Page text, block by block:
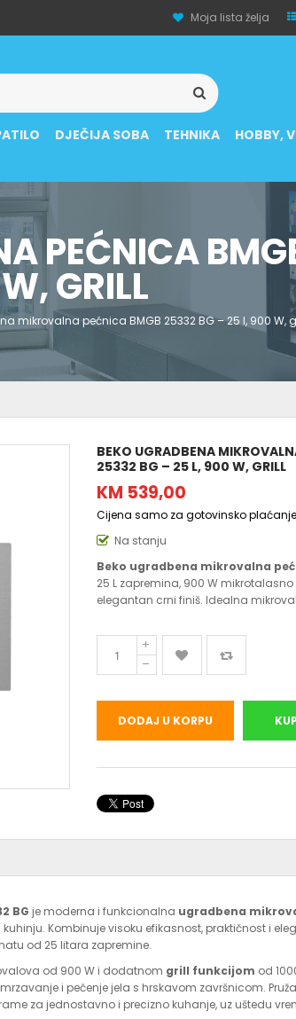
Moja lista želja
DJEČIJA SOBA TEHNIKA HOBBY,
PEĆNICA
GRILL
mikrovalna pećnica BMGB 25332 BG – 25 l, 900 W,
BEKO UGRADBENA
25332 BG – 25 L, 900 W, GRILL
KM 539,00
Cijena samo za gotovinsko plaćanje
Na stanju
Beko ugradbena mikrovalna
25 L zapremina, 900 W
elegantan crni finiš. Idealna
DODAJ U KORPU
BG je moderna i funkcionalna ugradbena
Kombinuje visoku efikasnost, praktičnost i
od 25 litara zapremine.
od 900 W i dodatnom grill funkcijom od
i pečenje jela s hrskavom završnicom.
za jednostavno i precizno kuhanje, uz uštedu